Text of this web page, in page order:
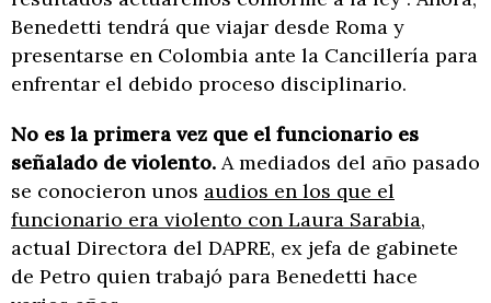
Benedetti tendrá que viajar desde Roma y
presentarse en Colombia ante la Cancillería para
enfrentar el debido proceso disciplinario.
No es la primera vez que el funcionario es
señalado de violento. A mediados del año pasado
se conocieron unos audios en los que el
funcionario era violento con Laura Sarabia,
actual Directora del DAPRE, ex jefa de gabinete
de Petro quien trabajó para Benedetti hace